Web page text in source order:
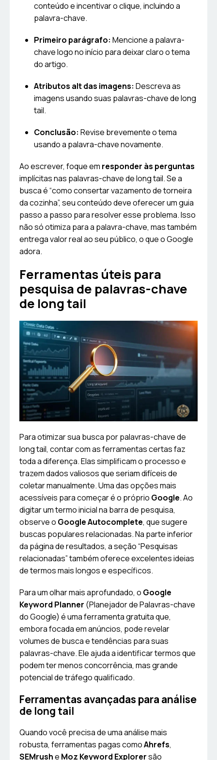
conteúdo e incentivar o clique, incluindo a
palavra-chave.
Primeiro parágrafo: Mencione a palavra-
chave logo no início para deixar claro o tema
do artigo.
Atributos alt das imagens: Descreva as
imagens usando suas palavras-chave de long
tail.
Conclusão: Revise brevemente o tema
usando a palavra-chave novamente.
Ao escrever, foque em responder às perguntas
implícitas nas palavras-chave de long tail. Se a
busca é “como consertar vazamento de torneira
da cozinha”, seu conteúdo deve oferecer um guia
passo a passo para resolver esse problema. Isso
não só otimiza para a palavra-chave, mas também
entrega valor real ao seu público, o que o Google
adora.
Ferramentas úteis para
pesquisa de palavras-chave
de long tail
Para otimizar sua busca por palavras-chave de
long tail, contar com as ferramentas certas faz
toda a diferença. Elas simplificam o processo e
trazem dados valiosos que seriam difíceis de
coletar manualmente. Uma das opções mais
acessíveis para começar é o próprio Google. Ao
digitar um termo inicial na barra de pesquisa,
observe o Google Autocomplete, que sugere
buscas populares relacionadas. Na parte inferior
da página de resultados, a seção “Pesquisas
relacionadas” também oferece excelentes ideias
de termos mais longos e específicos.
Para um olhar mais aprofundado, o Google
Keyword Planner (Planejador de Palavras-chave
do Google) é uma ferramenta gratuita que,
embora focada em anúncios, pode revelar
volumes de busca e tendências para suas
palavras-chave. Ele ajuda a identificar termos que
podem ter menos concorrência, mas grande
potencial de tráfego qualificado.
Ferramentas avançadas para análise
de long tail
Quando você precisa de uma análise mais
robusta, ferramentas pagas comoAhrefs,
SEMrushe Moz Keyword Explorersão